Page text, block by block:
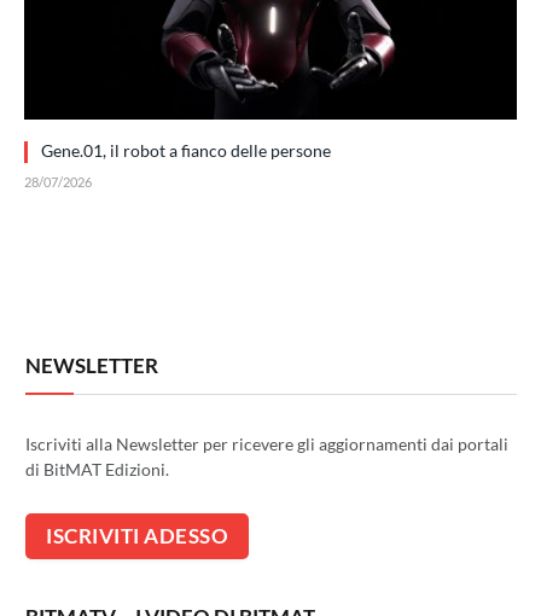
Gene.01, il robot a fianco delle persone
28/07/2026
NEWSLETTER
Iscriviti alla Newsletter per ricevere gli aggiornamenti dai portali
di BitMAT Edizioni.